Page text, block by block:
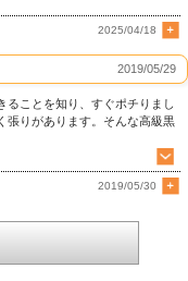
2025/04/18
2019/05/29
ることを知り、すぐポチりまし
張りがあります。そんな高級黒
2019/05/30